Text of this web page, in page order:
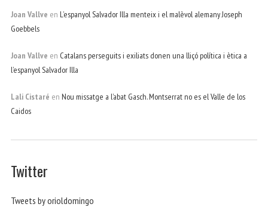
Joan Vallve en L’espanyol Salvador Illa menteix i el malèvol alemany Joseph
Goebbels
Joan Vallve en Catalans perseguits i exiliats donen una lliçó política i ètica a
l’espanyol Salvador Illa
Lali Cistaré en Nou missatge a l’abat Gasch. Montserrat no es el Valle de los
Caidos
Twitter
Tweets by orioldomingo